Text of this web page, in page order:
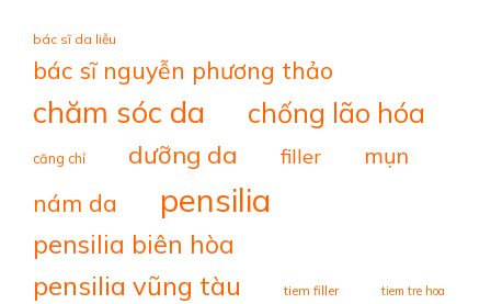
bác sĩ da liễu
bác sĩ nguyễn phương thảo
chăm sóc da chống lão hóa
căng chỉ dưỡng da filler mụn
nám da pensilia
pensilia biên hòa
pensilia vũng tàu tiem filler tiem tre hoa